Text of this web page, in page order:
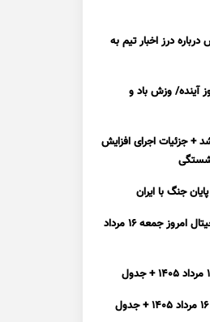
درز اخبار تیم به
هواشناسی طی ۵ روز آینده/ وزش باد و
+ جزئیات اجرای افزایش
جنگ با ایران
قیمت بیت کوین و ارز‌های دیجیتال امروز جمعه ۱۶ مرداد